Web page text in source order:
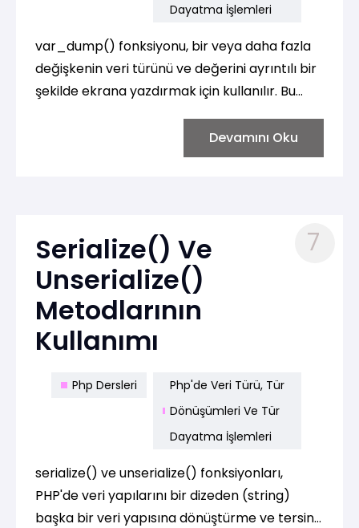
Dayatma İşlemleri
var_dump() fonksiyonu, bir veya daha fazla
değişkenin veri türünü ve değerini ayrıntılı bir
şekilde ekrana yazdırmak için kullanılır. Bu
(debugging) süreçlerinde ve kodunuzdaki
değişkenlerin durumunu anlamak için
Devamını Oku
Serialize() Ve
Unserialize()
Metodlarının
Kullanımı
7
Php Dersleri
Php'de Veri Türü, Tür
Dönüşümleri Ve Tür
Dayatma İşlemleri
serialize() ve unserialize() fonksiyonları,
PHP'de veri yapılarını bir dizeden (string)
başka bir veri yapısına dönüştürme ve tersine